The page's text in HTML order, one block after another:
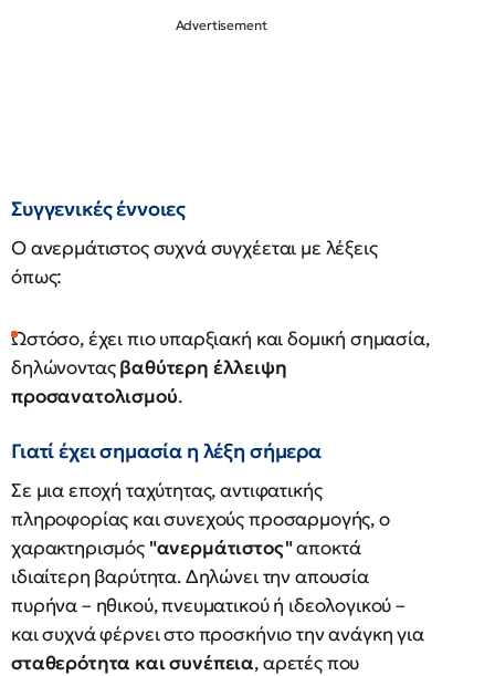
Συγγενικές έννοιες
Ο ανερμάτιστος συχνά συγχέεται με λέξεις
όπως:
Ωστόσο, έχει πιο υπαρξιακή και δομική σημασία,
δηλώνονταςβαθύτερη έλλειψη
προσανατολισμού.
Γιατί έχει σημασία η λέξη σήμερα
Σε μια εποχή ταχύτητας, αντιφατικής
πληροφορίας και συνεχούς προσαρμογής, ο
χαρακτηρισμός "ανερμάτιστος"αποκτά
ιδιαίτερη βαρύτητα. Δηλώνει την απουσία
πυρήνα – ηθικού, πνευματικού ή ιδεολογικού –
και συχνά φέρνει στο προσκήνιο την ανάγκη για
σταθερότητα και συνέπεια, αρετές που